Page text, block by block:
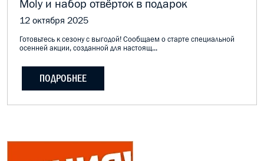
Moly и набор отвёрток в подарок
12 октября 2025
Готовьтесь к сезону с выгодой! Сообщаем о старте специальной
осенней акции, созданной для настоящ...
ПОДРОБНЕЕ